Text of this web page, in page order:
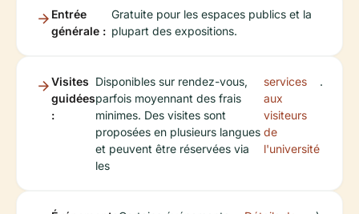
Entrée
générale :
Gratuite pour les espaces publics et la
plupart des expositions.
Visites
guidées
:
Disponibles sur rendez-vous,
parfois moyennant des frais
minimes. Des visites sont
proposées en plusieurs langues
et peuvent être réservées via
les
services
aux
visiteurs
de
l'université
.